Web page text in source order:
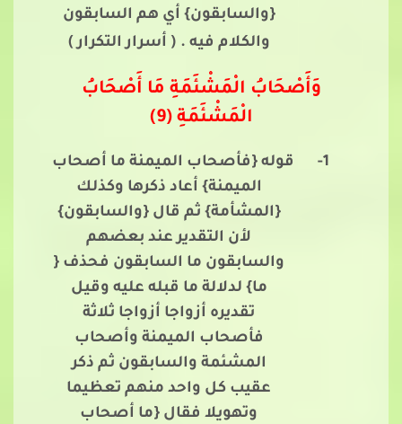
{والسابقون} أي هم السابقون
والكلام فيه . ( أسرار التكرار )
وَأَصْحَابُ الْمَشْئَمَةِ مَا أَصْحَابُ
الْمَشْئَمَةِ (9)
1-
قوله {فأصحاب الميمنة ما أصحاب
الميمنة} أعاد ذكرها وكذلك
{المشأمة} ثم قال {والسابقون}
لأن التقدير عند بعضهم
والسابقون ما السابقون فحذف {
ما} لدلالة ما قبله عليه وقيل
تقديره أزواجا أزواجا ثلاثة
فأصحاب الميمنة وأصحاب
المشئمة والسابقون ثم ذكر
عقيب كل واحد منهم تعظيما
وتهويلا فقال {ما أصحاب